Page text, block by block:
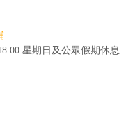
星期日及公眾假期休息